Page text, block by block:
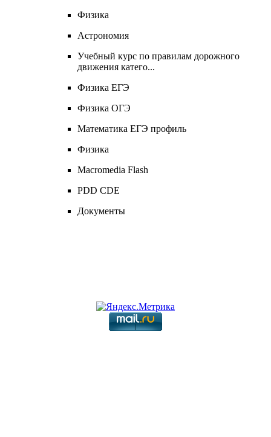
Физика
Астрономия
Учебный курс по правилам дорожного
движения катего...
Физика ЕГЭ
Физика ОГЭ
Математика ЕГЭ профиль
Физика
Macromedia Flash
PDD CDЕ
Документы